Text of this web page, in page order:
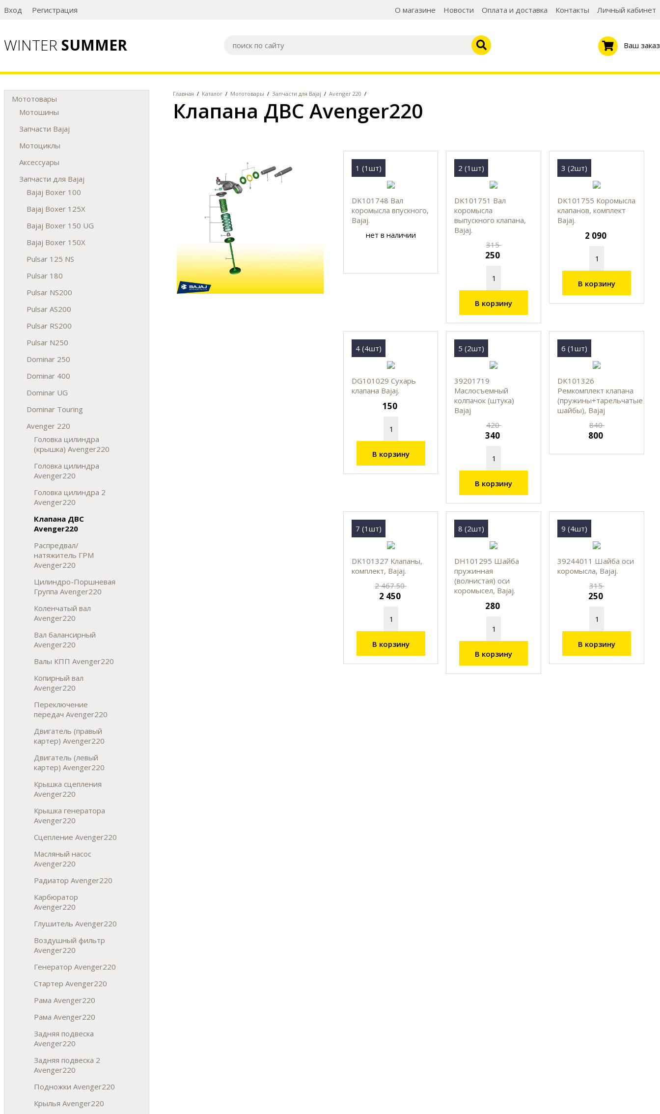
Вход Регистрация О магазине Новости Оплата и доставка Контакты Личный кабинет
WINTER SUMMER Ваш заказ
Мототовары
Мотошины
Запчасти Bajaj
Мотоциклы
Аксессуары
Запчасти для Bajaj
Bajaj Boxer 100
Bajaj Boxer 125X
Bajaj Boxer 150 UG
Bajaj Boxer 150X
Pulsar 125 NS
Pulsar 180
Pulsar NS200
Pulsar AS200
Pulsar RS200
Pulsar N250
Dominar 250
Dominar 400
Dominar UG
Dominar Touring
Avenger 220
Головка цилиндра
(крышка) Avenger220
Головка цилиндра
Avenger220
Головка цилиндра 2
Avenger220
Клапана ДВС
Avenger220
Распредвал/
натяжитель ГРМ
Avenger220
Цилиндро-Поршневая
Группа Avenger220
Коленчатый вал
Avenger220
Вал балансирный
Avenger220
Валы КПП Avenger220
Копирный вал
Avenger220
Переключение
передач Avenger220
Двигатель (правый
картер) Avenger220
Двигатель (левый
картер) Avenger220
Крышка сцепления
Avenger220
Крышка генератора
Avenger220
Сцепление Avenger220
Масляный насос
Avenger220
Радиатор Avenger220
Карбюратор
Avenger220
Глушитель Avenger220
Воздушный фильтр
Avenger220
Генератор Avenger220
Стартер Avenger220
Рама Avenger220
Рама Avenger220
Задняя подвеска
Avenger220
Задняя подвеска 2
Аvenger220
Подножки Avenger220
Крылья Avenger220
Главная / Каталог / Мототовары / Запчасти для Bajaj / Avenger 220 /
Клапана ДВС Avenger220
1 (1шт)
DK101748 Вал
коромысла впускного,
Bajaj.
нет в наличии
2 (1шт)
DK101751 Вал
коромысла
выпускного клапана,
Bajaj.
315
250
В корзину
3 (2шт)
DK101755 Коромысла
клапанов, комплект
Bajaj.
2 090
В корзину
4 (4шт)
DG101029 Сухарь
клапана Bajaj.
150
В корзину
5 (2шт)
39201719
Маслосъемный
колпачок (штука)
Bajaj
420
340
В корзину
6 (1шт)
DK101326
Ремкомплект клапана
(пружины+тарельчатые
шайбы), Bajaj
840
800
7 (1шт)
DK101327 Клапаны,
комплект, Bajaj.
2 467.50
2 450
В корзину
8 (2шт)
DH101295 Шайба
пружинная
(волнистая) оси
коромысел, Bajaj.
280
В корзину
9 (4шт)
39244011 Шайба оси
коромысла, Bajaj.
315
250
В корзину